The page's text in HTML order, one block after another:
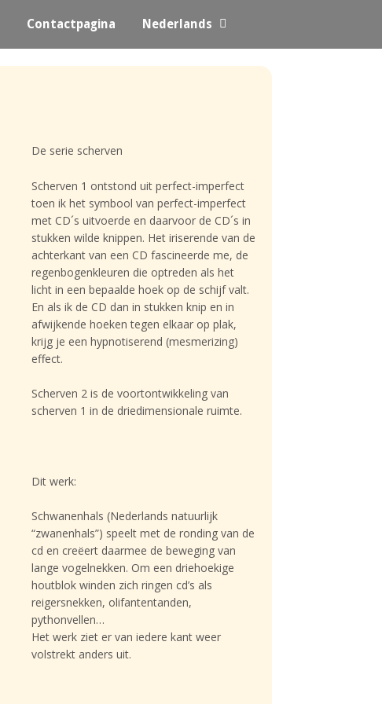
Contactpagina Nederlands
De serie scherven
Scherven 1 ontstond uit perfect-imperfect
toen ik het symbool van perfect-imperfect
met CD´s uitvoerde en daarvoor de CD´s in
stukken wilde knippen. Het iriserende van de
achterkant van een CD fascineerde me, de
regenbogenkleuren die optreden als het
licht in een bepaalde hoek op de schijf valt.
En als ik de CD dan in stukken knip en in
afwijkende hoeken tegen elkaar op plak,
krijg je een hypnotiserend (mesmerizing)
effect.
Scherven 2 is de voortontwikkeling van
scherven 1 in de driedimensionale ruimte.
Dit werk:
Schwanenhals (Nederlands natuurlijk
“zwanenhals”) speelt met de ronding van de
cd en creëert daarmee de beweging van
lange vogelnekken. Om een driehoekige
houtblok winden zich ringen cd’s als
reigersnekken, olifantentanden,
pythonvellen…
Het werk ziet er van iedere kant weer
volstrekt anders uit.